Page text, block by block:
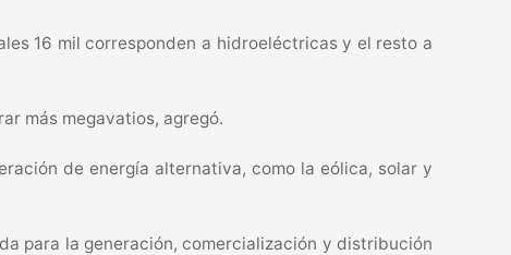
16 mil corresponden a hidroeléctricas y el resto a
más megavatios, agregó.
de energía alternativa, como la eólica, solar y
para la generación, comercialización y distribución